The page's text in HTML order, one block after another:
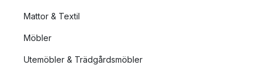
Mattor & Textil
Möbler
Utemöbler & Trädgårdsmöbler